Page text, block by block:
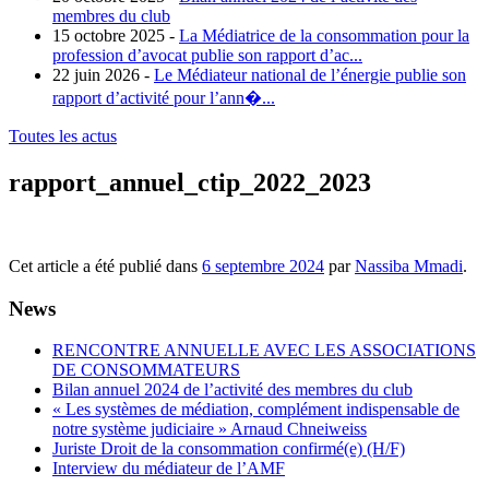
membres du club
15 octobre 2025 - La Médiatrice de la consommation pour la
profession d’avocat publie son rapport d’ac...
22 juin 2026 - Le Médiateur national de l’énergie publie son
rapport d’activité pour l’ann�...
Toutes les actus
rapport_annuel_ctip_2022_2023
Cet article a été publié dans 6 septembre 2024 parNassiba Mmadi.
News
RENCONTRE ANNUELLE AVEC LES ASSOCIATIONS
DE CONSOMMATEURS
Bilan annuel 2024 de l’activité des membres du club
« Les systèmes de médiation, complément indispensable de
notre système judiciaire » Arnaud Chneiweiss
Juriste Droit de la consommation confirmé(e) (H/F)
Interview du médiateur de l’AMF